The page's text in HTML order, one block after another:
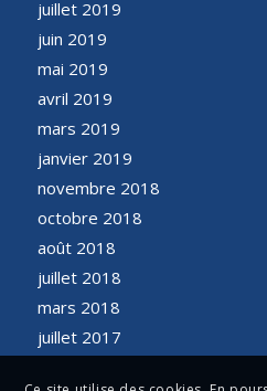
juillet 2019
juin 2019
mai 2019
avril 2019
mars 2019
janvier 2019
novembre 2018
octobre 2018
août 2018
juillet 2018
mars 2018
juillet 2017